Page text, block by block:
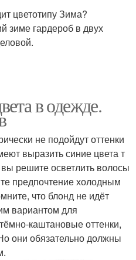
цветотипу Зима?
зиме гардероб в двух
в одежде.
не подойдут оттенки
выразить синие цвета т
решите осветлить волосы
предпочтение холодным
что блонд не идёт
вариантом для
каштановые оттенки,
они обязательно должны